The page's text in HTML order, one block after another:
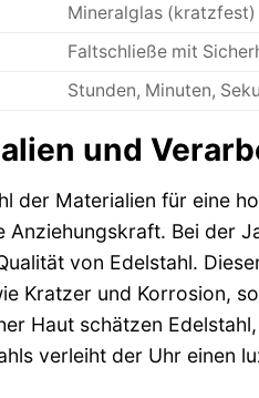
Mineralglas (kratzfest)
Faltschließe mit
Stunden, Minuten,
und
der Materialien für eine
Anziehungskraft. Bei der
von Edelstahl.
Kratzer und Korrosion,
Haut schätzen
verleiht der Uhr einen